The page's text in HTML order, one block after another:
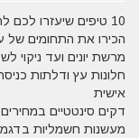
10 טיפים שיעזרו לכם להשיג דייט באתרי הכרויות
הכירו את התחומים של
מרשת יונים ועד ניקוי
חלונות עץ ודלתות
אישית
דקים סינטטיים
מעשנות חשמליות